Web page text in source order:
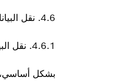
4.6. نقل البيانات
4.6.1. نقل البيانات إلى جهات أخرى
بشكل أساسي،